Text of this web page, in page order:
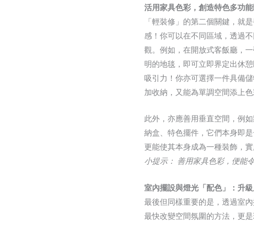
活用家具色彩，創造特色多功
「輕裝修」的第二個關鍵，就
感！你可以在不同區域，透過
觀。例如，在開放式客飯廳，
明的地毯，即可立即界定出休
吸引力！你亦可選擇一件具備
加收納，又能為單調空間添上色
此外，亦應善用垂直空間，例
納盒、特色擺件，它們本身即
更能使其本身成為一種裝飾，
小提示： 善用家具色彩，便能
室內擺設與燈光「配色」：升
最後但同樣重要的是，透過室
最快改變空間氛圍的方法，更